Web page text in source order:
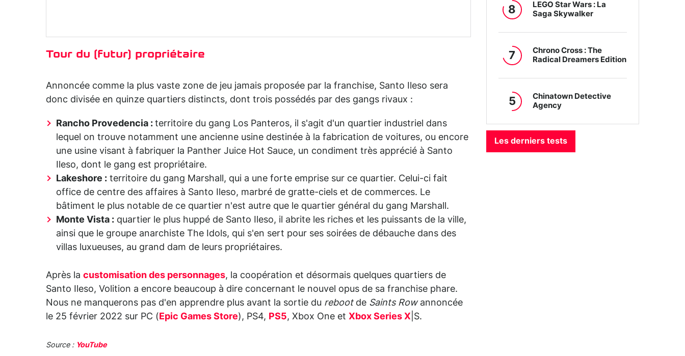
Tour du (futur) propriétaire
Annoncée comme la plus vaste zone de jeu jamais proposée par la franchise, Santo Ileso sera
donc divisée en quinze quartiers distincts, dont trois possédés par des gangs rivaux :
Rancho Provedencia : territoire du gang Los Panteros, il s'agit d'un quartier industriel dans
lequel on trouve notamment une ancienne usine destinée à la fabrication de voitures, ou encore
une usine visant à fabriquer la Panther Juice Hot Sauce, un condiment très apprécié à Santo
Ileso, dont le gang est propriétaire.
Lakeshore : territoire du gang Marshall, qui a une forte emprise sur ce quartier. Celui-ci fait
office de centre des affaires à Santo Ileso, marbré de gratte-ciels et de commerces. Le
bâtiment le plus notable de ce quartier n'est autre que le quartier général du gang Marshall.
Monte Vista : quartier le plus huppé de Santo Ileso, il abrite les riches et les puissants de la ville,
ainsi que le groupe anarchiste The Idols, qui s'en sert pour ses soirées de débauche dans des
villas luxueuses, au grand dam de leurs propriétaires.
Après la customisation des personnages, la coopération et désormais quelques quartiers de
Santo Ileso, Volition a encore beaucoup à dire concernant le nouvel opus de sa franchise phare.
Nous ne manquerons pas d'en apprendre plus avant la sortie du rebootde Saints Rowannoncée
le 25 février 2022 sur PC ( Epic Games Store), PS4, PS5, Xbox One et Xbox Series X |S.
Source : YouTube
8
LEGO Star Wars : La
Saga Skywalker
7
Chrono Cross : The
Radical Dreamers Edition
5
Chinatown Detective
Agency
Les derniers tests